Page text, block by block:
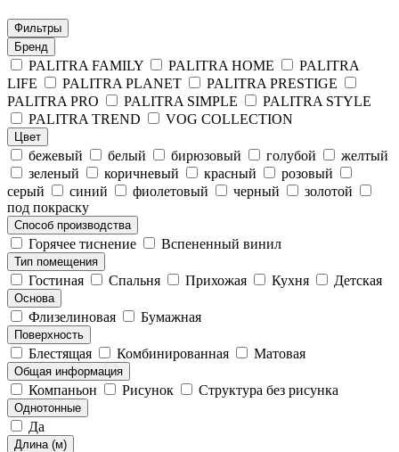
Фильтры
Бренд
PALITRA FAMILY PALITRA HOME
PALITRA
LIFE
PALITRA PLANET
PALITRA PRESTIGE
PALITRA PRO
PALITRA SIMPLE
PALITRA STYLE
PALITRA TREND
VOG COLLECTION
Цвет
бежевый белый бирюзовый голубой
желтый
зеленый
коричневый красный
розовый
серый
синий фиолетовый черный
золотой
под покраску
Способ производства
Горячее тиснение Вспененный винил
Тип помещения
Гостиная Спальня Прихожая Кухня Детская
Основа
Флизелиновая Бумажная
Поверхность
Блестящая Комбинированная Матовая
Общая информация
Компаньон Рисунок Структура без рисунка
Однотонные
Да
Длина (м)